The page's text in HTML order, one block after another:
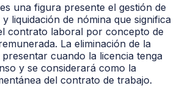
una figura presente el gestión de
liquidación de nómina que significa
contrato laboral por concepto de
La eliminación de la
presentar cuando la licencia tenga
y se considerará como la
del contrato de trabajo.